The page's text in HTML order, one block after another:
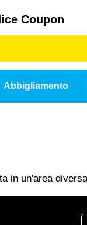
Coupon
Abbigliamento
in un'area